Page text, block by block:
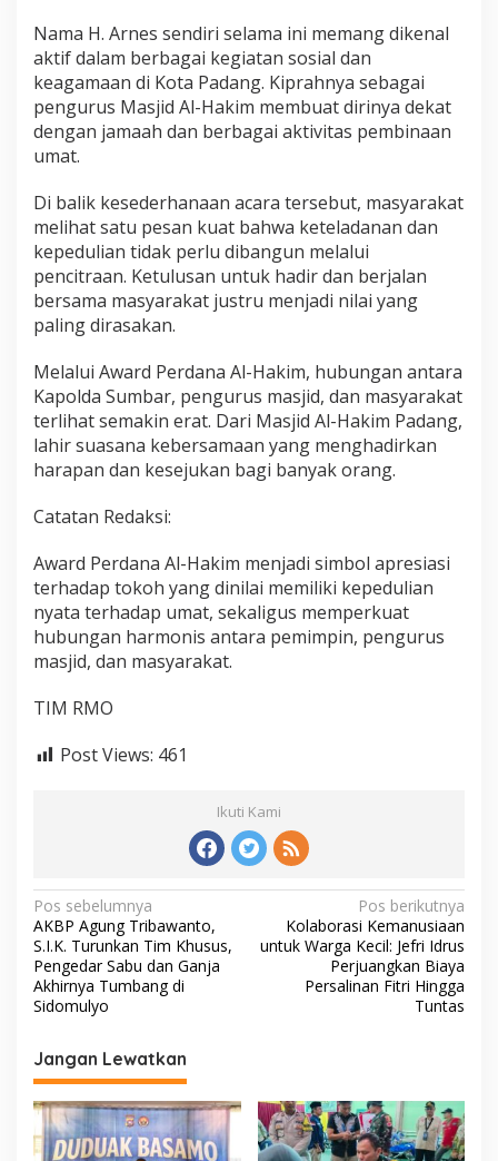
Nama H. Arnes sendiri selama ini memang dikenal
aktif dalam berbagai kegiatan sosial dan
keagamaan di Kota Padang. Kiprahnya sebagai
pengurus Masjid Al-Hakim membuat dirinya dekat
dengan jamaah dan berbagai aktivitas pembinaan
umat.
Di balik kesederhanaan acara tersebut, masyarakat
melihat satu pesan kuat bahwa keteladanan dan
kepedulian tidak perlu dibangun melalui
pencitraan. Ketulusan untuk hadir dan berjalan
bersama masyarakat justru menjadi nilai yang
paling dirasakan.
Melalui Award Perdana Al-Hakim, hubungan antara
Kapolda Sumbar, pengurus masjid, dan masyarakat
terlihat semakin erat. Dari Masjid Al-Hakim Padang,
lahir suasana kebersamaan yang menghadirkan
harapan dan kesejukan bagi banyak orang.
Catatan Redaksi:
Award Perdana Al-Hakim menjadi simbol apresiasi
terhadap tokoh yang dinilai memiliki kepedulian
nyata terhadap umat, sekaligus memperkuat
hubungan harmonis antara pemimpin, pengurus
masjid, dan masyarakat.
TIM RMO
Post Views: 461
Ikuti Kami
N
a
v
i
a
s
i
Pos sebelumnya
AKBP Agung Tribawanto,
S.I.K. Turunkan Tim Khusus,
Pengedar Sabu dan Ganja
Akhirnya Tumbang di
Sidomulyo
Pos berikutnya
Kolaborasi Kemanusiaan
untuk Warga Kecil: Jefri Idrus
Perjuangkan Biaya
Persalinan Fitri Hingga
Tuntas
Jangan Lewatkan